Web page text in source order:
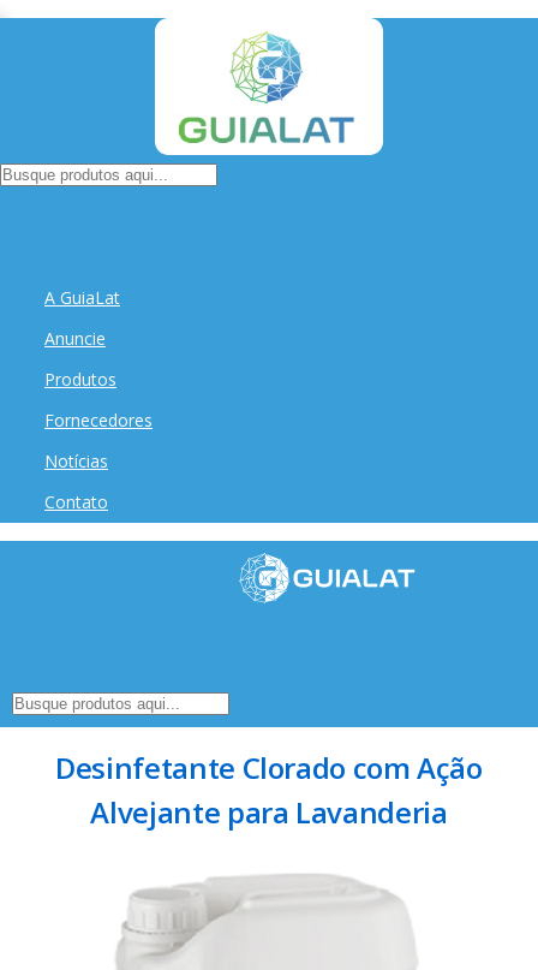
A GuiaLat
Anuncie
Produtos
Fornecedores
Notícias
Contato
Desinfetante Clorado com Ação
Alvejante para Lavanderia